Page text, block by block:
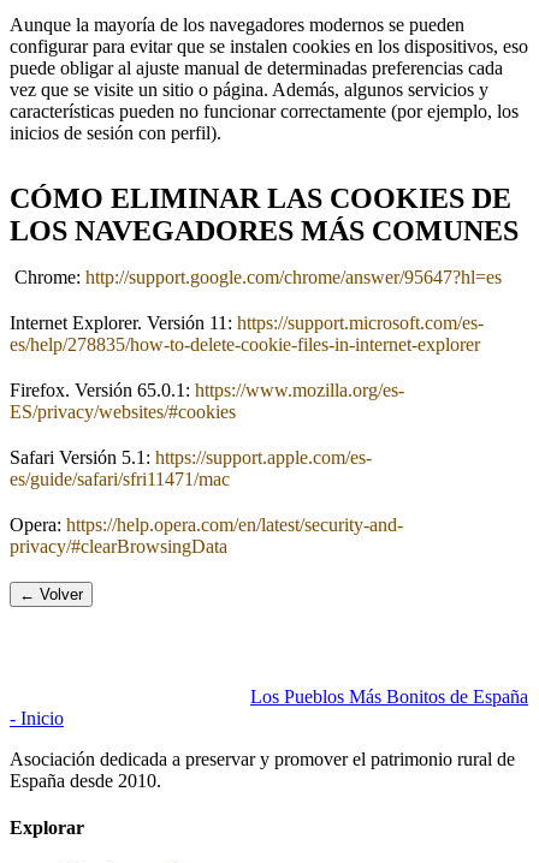
Aunque la mayoría de los navegadores modernos se pueden
configurar para evitar que se instalen cookies en los dispositivos, eso
puede obligar al ajuste manual de determinadas preferencias cada
vez que se visite un sitio o página. Además, algunos servicios y
características pueden no funcionar correctamente (por ejemplo, los
inicios de sesión con perfil).
CÓMO ELIMINAR LAS COOKIES DE
LOS NAVEGADORES MÁS COMUNES
Chrome: http://support.google.com/chrome/answer/95647?hl=es
Internet Explorer. Versión 11: https://support.microsoft.com/es-
es/help/278835/how-to-delete-cookie-files-in-internet-explorer
Firefox. Versión 65.0.1: https://www.mozilla.org/es-
ES/privacy/websites/#cookies
Safari Versión 5.1: https://support.apple.com/es-
es/guide/safari/sfri11471/mac
Opera: https://help.opera.com/en/latest/security-and-
privacy/#clearBrowsingData
← Volver
Los Pueblos Más Bonitos de España
- Inicio
Asociación dedicada a preservar y promover el patrimonio rural de
España desde 2010.
Explorar